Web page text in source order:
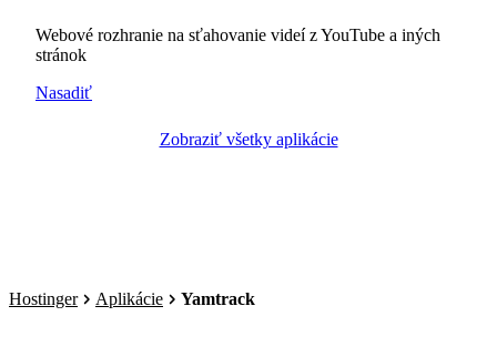
Webové rozhranie na sťahovanie videí z YouTube a iných
stránok
Nasadiť
Zobraziť všetky aplikácie
Hostinger Aplikácie Yamtrack